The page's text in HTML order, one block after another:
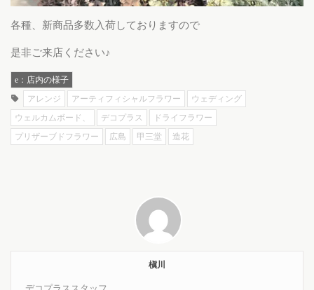
各種、新商品多数入荷しておりますので
是非ご来店ください♪
e：店内の様子
アレンジ
アーティフィシャルフラワー
ウェディング
ウェルカムボード、
デコプラス
ドライフラワー
プリザーブドフラワー
広島 甲三堂 造花
槇川